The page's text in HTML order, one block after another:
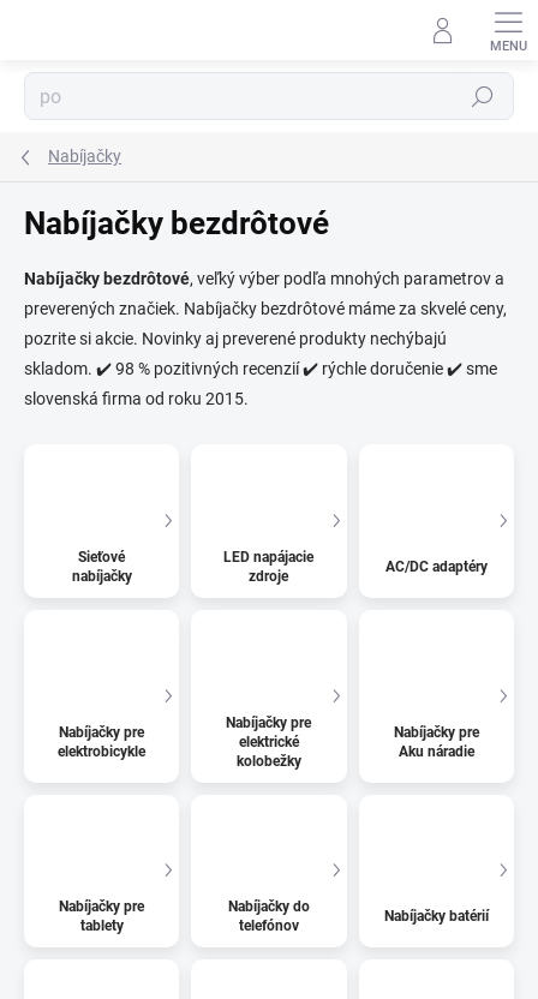
Hľadať
Nabíjačky
Nabíjačky bezdrôtové
Nabíjačky bezdrôtové, veľký výber podľa mnohých parametrov a
preverených značiek. Nabíjačky bezdrôtové máme za skvelé ceny,
pozrite si akcie. Novinky aj preverené produkty nechýbajú
skladom. ✔️ 98 % pozitivných recenzií ✔️ rýchle doručenie ✔️ sme
slovenská firma od roku 2015.
Sieťové
nabíjačky
LED napájacie
zdroje
AC/DC adaptéry
Nabíjačky pre
elektrobicykle
Nabíjačky pre
elektrické
kolobežky
Nabíjačky pre
Aku náradie
Nabíjačky pre
tablety
Nabíjačky do
telefónov
Nabíjačky batérií